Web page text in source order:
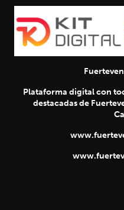
Plataforma digital con
destacadas de